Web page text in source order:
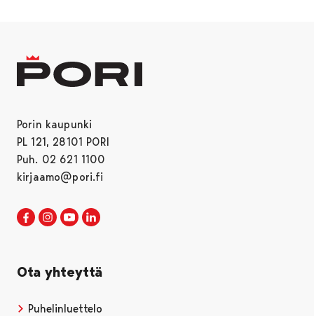
Porin kaupunki
PL 121, 28101 PORI
Puh. 02 621 1100
kirjaamo@pori.fi
Porin kaupunki Facebookissa
Avautuu uudessa välilehdessä
Porin kaupunki Instagramissa
Avautuu uudessa välilehdessä
Porin kaupunki Youtubessa
Avautuu uudessa välilehdessä
Ota yhteyttä
Puhelinluettelo